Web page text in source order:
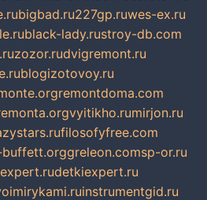
bigbad.ru227gp.ruwes-ex.ru
black-lady.rustroy-db.com
zozor.rudvigremont.ru
blogizotovoy.ru
remontdoma.com
vyitikho.rumirjon.ru
filosofyfree.com
greleon.comsp-or.ru
detkiexpert.ru
instrumentgid.ru